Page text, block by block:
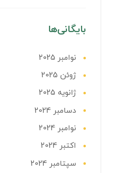
بایگانی‌ها
نوامبر 2025
ژوئن 2025
ژانویه 2025
دسامبر 2024
نوامبر 2024
اکتبر 2024
سپتامبر 2024